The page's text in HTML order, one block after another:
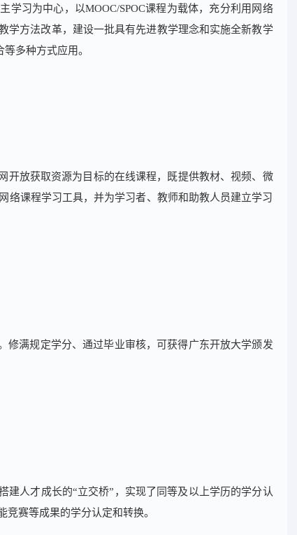
学习为中心，以MOOC/SPOC课程为载体，充分利用网络
学方法改革，建设一批具有先进教学理念和实施全新教学
多种方式应用。
开放获取资源为目标的在线课程，既提供教材、视频、微
络课程学习工具，并为学习者、教师和助教人员建立学习
修满规定学分、通过毕业审核，可获得广东开放大学颁发
人才成长的“立交桥”，实现了同等及以上学历的学分认
赛等成果的学分认定和转换。